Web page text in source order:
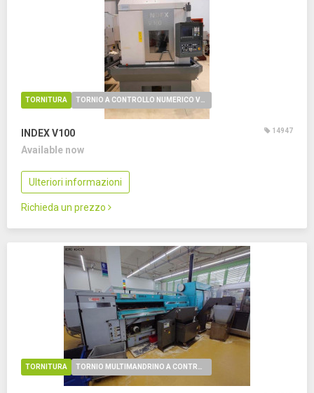
TORNITURA
INDEX V100 14947
Available now
Ulteriori informazioni
Richieda un prezzo
TORNITURA